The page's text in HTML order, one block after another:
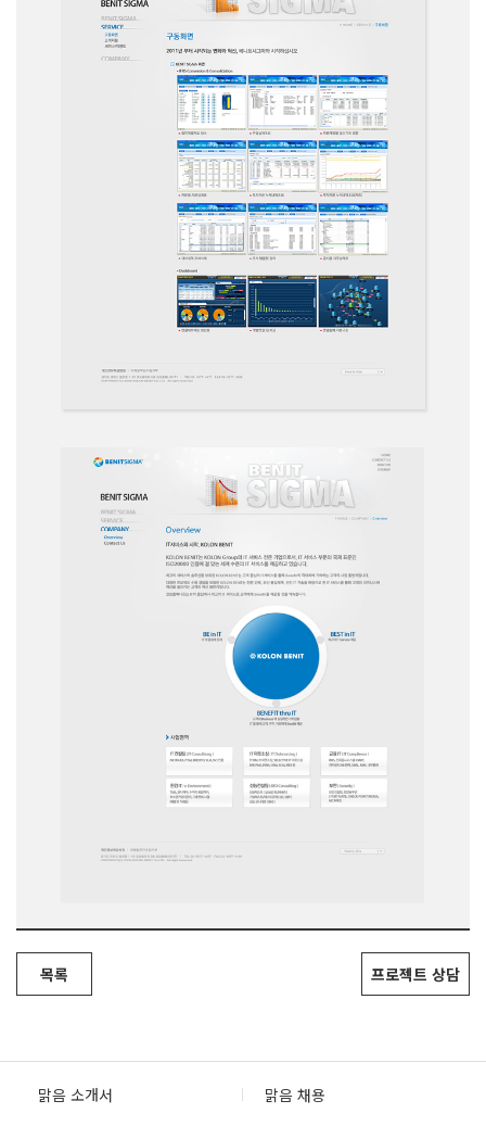
목록 프로젝트 상담
맑음 소개서 맑음 채용